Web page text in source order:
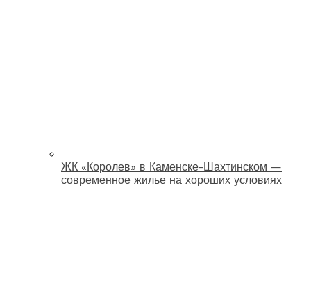
ЖК «Королев» в Каменске-Шахтинском —
современное жилье на хороших условиях